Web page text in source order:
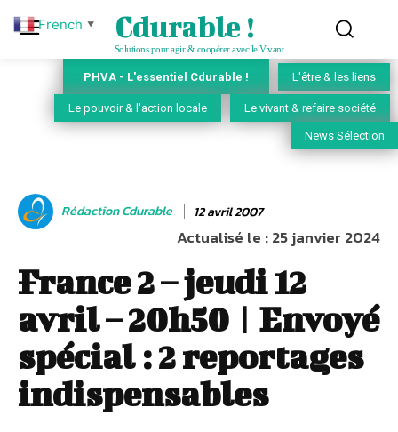
Cdurable !
Solutions pour agir & coopérer avec le Vivant
PHVA - L'essentiel Cdurable ! L'être & les liens
Le pouvoir & l'action locale Le vivant & refaire société
News Sélection
Rédaction Cdurable 12 avril 2007
Actualisé le :25 janvier 2024
France 2 – jeudi 12
avril – 20h50 | Envoyé
spécial : 2 reportages
indispensables
French ▼